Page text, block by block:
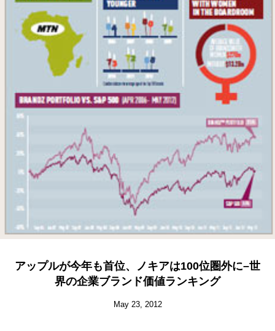
アップルが今年も首位、ノキアは100位圏外に–世
界の企業ブランド価値ランキング
May 23, 2012